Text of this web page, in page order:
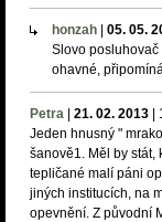
honzah 05. 05.
Slovo
ohavné,
Petra 21. 02. 2013
Jeden hnusný "
šanově1. Měl by stát,
tepličané malí páni
jiných institucích, na
opevnění. Z původní